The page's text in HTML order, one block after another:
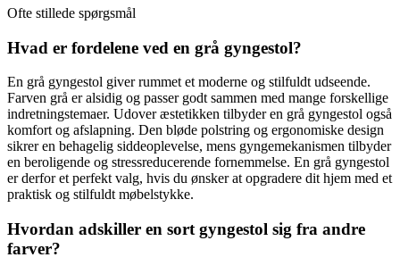
Ofte stillede spørgsmål
Hvad er fordelene ved en grå gyngestol?
En grå gyngestol giver rummet et moderne og stilfuldt udseende.
Farven grå er alsidig og passer godt sammen med mange forskellige
indretningstemaer. Udover æstetikken tilbyder en grå gyngestol også
komfort og afslapning. Den bløde polstring og ergonomiske design
sikrer en behagelig siddeoplevelse, mens gyngemekanismen tilbyder
en beroligende og stressreducerende fornemmelse. En grå gyngestol
er derfor et perfekt valg, hvis du ønsker at opgradere dit hjem med et
praktisk og stilfuldt møbelstykke.
Hvordan adskiller en sort gyngestol sig fra andre
farver?